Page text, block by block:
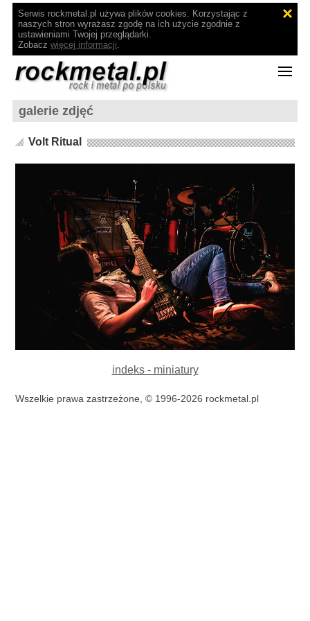
Serwis rockmetal.pl używa plików cookies. Korzystając z
naszych stron wyrażasz zgodę na ich użycie zgodnie z
ustawieniami Twojej przeglądarki.
Zobacz więcej informacji.
galerie zdjęć
Volt Ritual
indeks - miniatury
Wszelkie prawa zastrzeżone, © 1996-2026 rockmetal.pl